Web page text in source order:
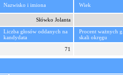
Nazwisko i imiona Wiek
Słówko Jolanta
Liczba głosów oddanych na
kandydata
Procent ważnych
skali okręgu
71